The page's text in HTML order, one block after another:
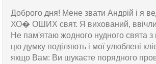
Доброго дня! Мене звати Андрій і я
ХО� ОШИХ свят. Я вихований,
Не пам'ятаю жодного нудного свята
цю думку поділяють і мої улюблені
якщо Вам: Ви шукаєте порядного